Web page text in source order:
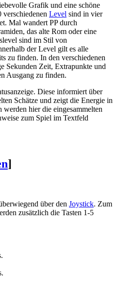
Grafik und eine schöne
Level sind in vier
Mal wandert PP durch
das alte Rom oder eine
sind im Stil von
der Level gilt es alle
zu finden. In den verschiedenen
Sekunden Zeit, Extrapunkte und
Ausgang zu finden.
Diese informiert über
Schätze und zeigt die Energie in
hier die eingesammelten
zum Spiel im Textfeld
]
über den Joystick. Zum
zusätzlich die Tasten 1-5